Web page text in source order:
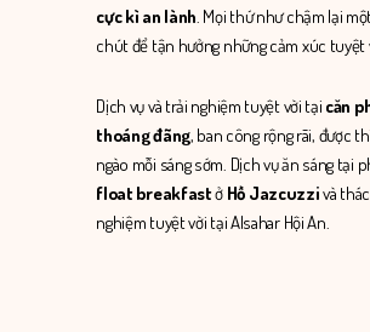
cực kì an lành . Mọi thứ như chậm lại
chút để tận hưởng những cảm xúc tuyệt
Dịch vụ và trải nghiệm tuyệt vời tại căn
thoáng đãng, ban công rộng rãi, được
ngào mỗi sáng sớm. Dịch vụ ăn sáng tại
float breakfastở Hồ Jazcuzzivà
nghiệm tuyệt vời tại Alsahar Hội An.